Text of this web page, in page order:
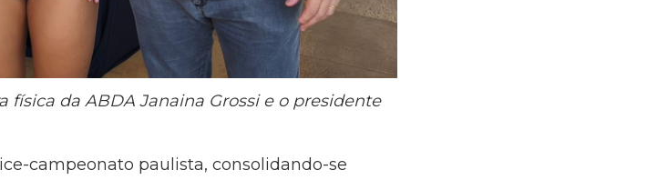
da ABDA Janaina Grossi e o presidente
campeonato paulista, consolidando-se